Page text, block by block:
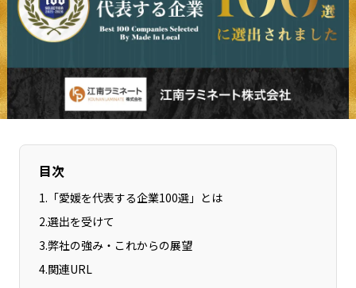
福井エリア
山梨エリア
長野エリア
岐阜エリア
三重エリア
滋賀エリア
京都エリア
大阪市エリア
奈良エリア
鳥取エリア
島根エリア
岡山エリア
山口エリア
徳島エリア
香川エリア
目次
1. 「愛媛を代表する企業100選」とは
2.選出を受けて
3.弊社の強み・これからの展望
4.関連URL